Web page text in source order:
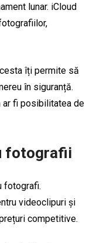
lunar. iCloud
îți permite să
în siguranță.
ar fi posibilitatea de
fotografii
fotografi.
videoclipuri și
competitive.